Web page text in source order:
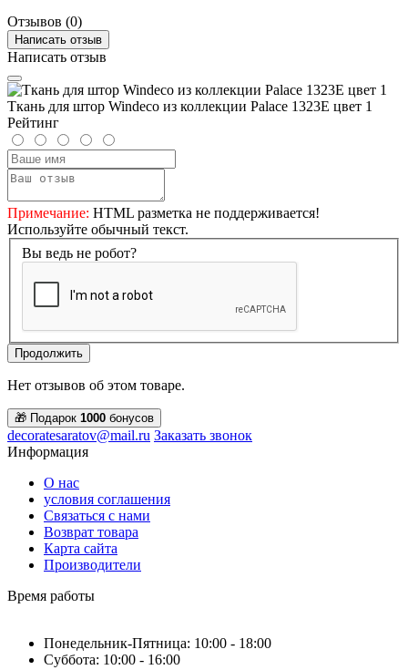
Отзывов (0)
Написать отзыв
Написать отзыв
Ткань для штор Windeco из коллекции Palace 1323E цвет 1
Рейтинг
Примечание: HTML разметка не поддерживается!
Используйте обычный текст.
Вы ведь не робот?
Продолжить
Нет отзывов об этом товаре.
🎁 Подарок 1000 бонусов
decoratesaratov@mail.ru Заказать звонок
Информация
О нас
условия соглашения
Связаться с нами
Возврат товара
Карта сайта
Производители
Время работы
Понедельник-Пятница: 10:00 - 18:00
Суббота: 10:00 - 16:00